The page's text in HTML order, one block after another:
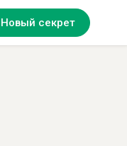
Новый секрет